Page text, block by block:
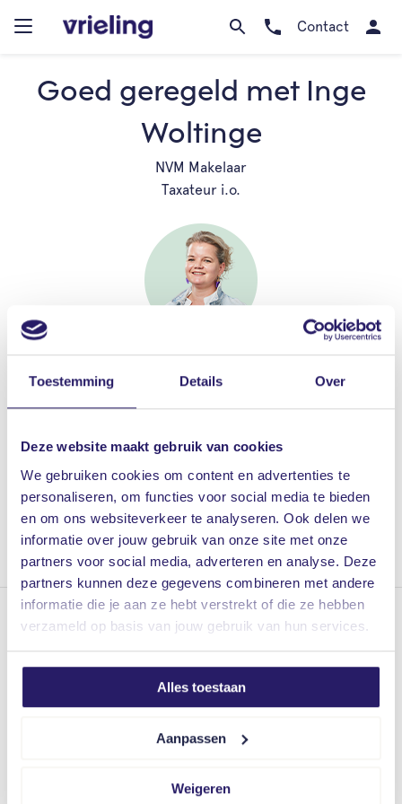
Toestemming Details Over
Deze website maakt gebruik van cookies
We gebruiken cookies om content en advertenties te
personaliseren, om functies voor social media te bieden
en om ons websiteverkeer te analyseren. Ook delen we
informatie over jouw gebruik van onze site met onze
partners voor social media, adverteren en analyse. Deze
partners kunnen deze gegevens combineren met andere
informatie die je aan ze hebt verstrekt of die ze hebben
verzameld op basis van jouw gebruik van hun services.
Alles toestaan
Aanpassen
Weigeren
Contact
Goed geregeld met Inge
Woltinge
NVM Makelaar
Taxateur i.o.
Jouw eigen adviseur. Voor persoonlijke begeleiding
bedrijfspand.
Contact opslaan
Meer over Vrieling
Dedemsvaart
Langewijk 47, 7701 AB Dedemsvaart
op afspraak zijn onze kantoren geopend
Stelling 5, 7773 ND Hardenberg